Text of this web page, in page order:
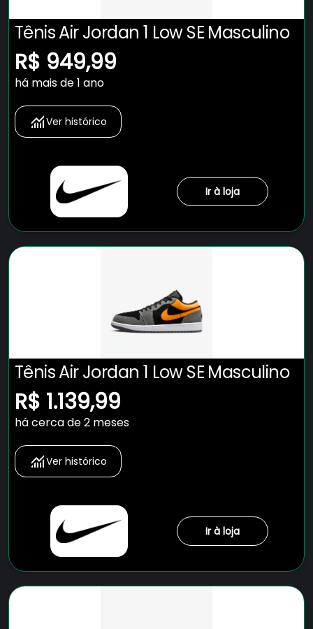
Tênis Air Jordan 1 Low SE Masculino
R$ 949,99
há mais de 1 ano
Ver histórico
Ir à loja
Tênis Air Jordan 1 Low SE Masculino
R$ 1.139,99
há cerca de 2 meses
Ver histórico
Ir à loja